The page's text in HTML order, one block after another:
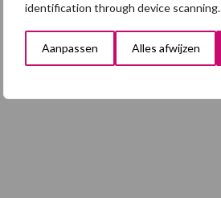
identification through device scanning.
Aanpassen Alles afwijzen
Toon meer